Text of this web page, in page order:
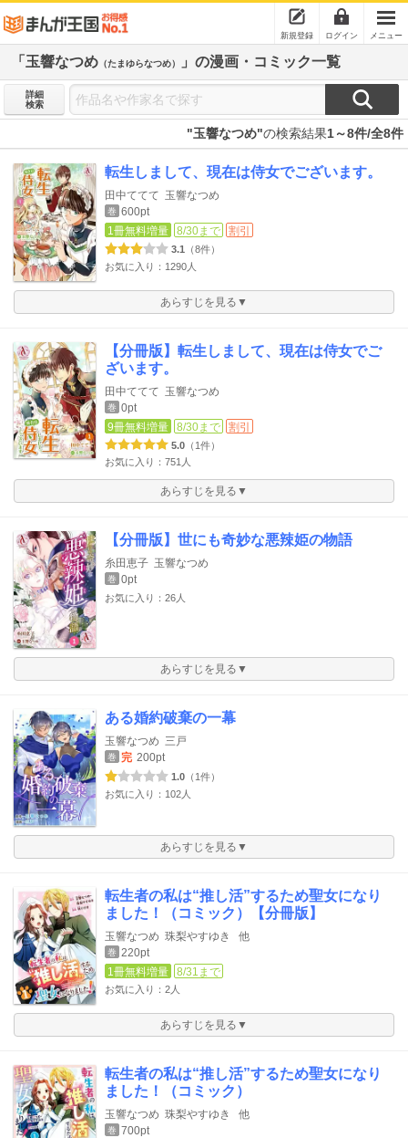
新規登録 ログイン メニュー
「玉響なつめ （たまゆらなつめ） 」の漫画・コミック一覧
詳細
検索
"玉響なつめ"の検索結果1～8件/全8件
転生しまして、現在は侍女でございます。
田中ててて 玉響なつめ
巻 600pt
1冊無料増量
8/30まで 割引
3.1 （8件）
お気に入り：1290人
あらすじを見る▼
【分冊版】転生しまして、現在は侍女でご
ざいます。
田中ててて 玉響なつめ
巻 0pt
9冊無料増量
8/30まで 割引
5.0 （1件）
お気に入り：751人
あらすじを見る▼
【分冊版】世にも奇妙な悪辣姫の物語
糸田恵子 玉響なつめ
巻 0pt
お気に入り：26人
あらすじを見る▼
ある婚約破棄の一幕
玉響なつめ 三戸
巻 完 200pt
1.0 （1件）
お気に入り：102人
あらすじを見る▼
転生者の私は“推し活”するため聖女になり
ました！（コミック）【分冊版】
玉響なつめ 珠梨やすゆき 他
巻 220pt
1冊無料増量
8/31まで
お気に入り：2人
あらすじを見る▼
転生者の私は“推し活”するため聖女になり
ました！（コミック）
玉響なつめ 珠梨やすゆき 他
巻 700pt